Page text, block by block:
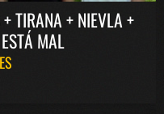
TIRANA + NIEVLA +
MAL